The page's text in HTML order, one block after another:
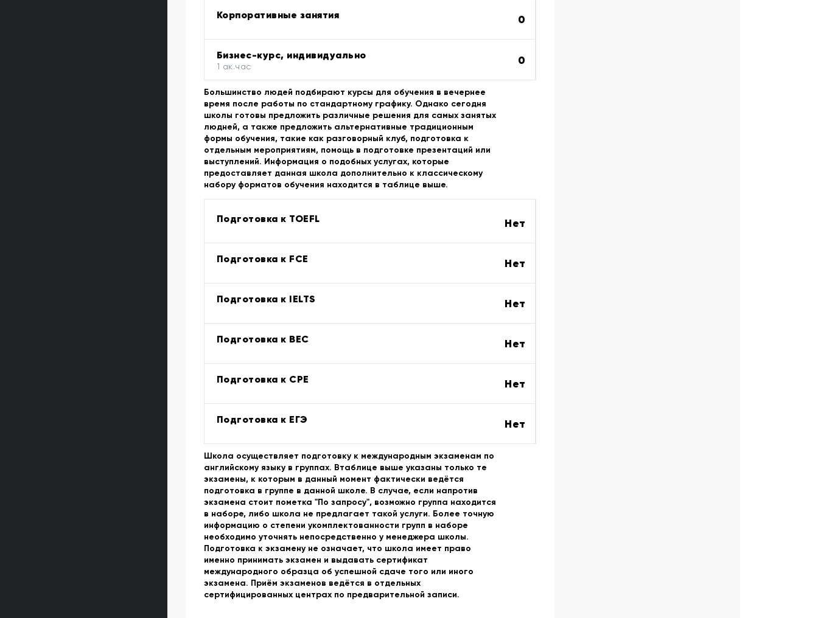
Корпоративные занятия 0
Бизнес-курс, индивидуально
1 ак.час 0
Большинство людей подбирают курсы для обучения в вечернее
время после работы по стандартному графику. Однако сегодня
школы готовы предложить различные решения для самых занятых
людней, а также предложить альтернативные традиционным
формы обучения, такие как разговорный клуб, подготовка к
отдельным мероприятиям, помощь в подготовке презентаций или
выступлений. Информация о подобных услугах, которые
предоставляет данная школа дополнительно к классическому
набору форматов обучения находится в таблице выше.
Подготовка к TOEFL Нет
Подготовка к FCE Нет
Подготовка к IELTS Нет
Подготовка к BEC Нет
Подготовка к CPE Нет
Подготовка к ЕГЭ Нет
Школа осуществляет подготовку к международным экзаменам по
английскому языку в группах. Втаблице выше указаны только те
экзамены, к которым в данный момент фактически ведётся
подготовка в группе в данной школе. В случае, если напротив
экзамена стоит пометка "По запросу", возможно группа находится
в наборе, либо школа не предлагает такой услуги. Более точную
информацию о степени укомплектованности групп в наборе
необходимо уточнять непосредственно у менеджера школы.
Подготовка к экзамену не означает, что школа имеет право
именно принимать экзамен и выдавать сертификат
международного образца об успешной сдаче того или иного
экзамена. Приём экзаменов ведётся в отдельных
сертифицированных центрах по предварительной записи.